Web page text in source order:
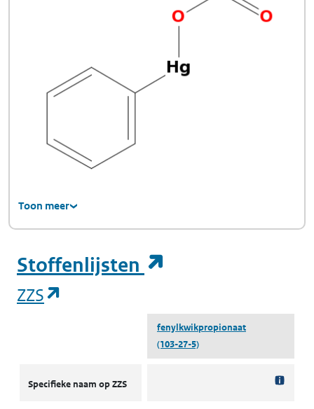
Toon meer
Stoffenlijsten
ZZS
fenylkwikpropionaat
(103-27-5)
Specifieke naam op ZZS